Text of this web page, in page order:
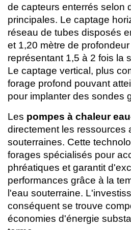
de capteurs enterrés selon
principales. Le captage
réseau de tubes disposés
et 1,20 mètre de
représentant 1,5 à 2 fois la
Le captage vertical, plus
forage profond pouvant
pour implanter des sondes
Les pompes à chaleur
directement les ressources
souterraines. Cette
forages spécialisés pour
phréatiques et garantit
performances grâce à la
l'eau souterraine.
conséquent se trouve
économies d'énergie